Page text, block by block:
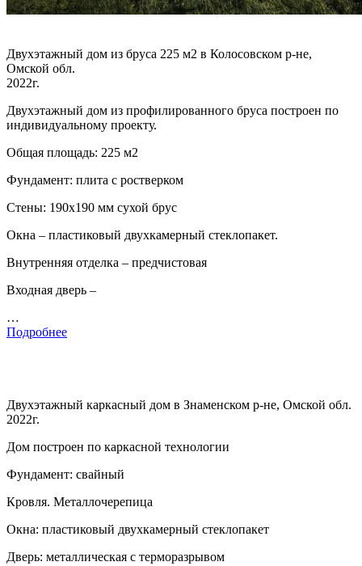
Двухэтажный дом из бруса 225 м2 в Колосовском р-не,
Омской обл.
2022г.
Двухэтажный дом из профилированного бруса построен по
индивидуальному проекту.
Общая площадь: 225 м2
Фундамент: плита с ростверком
Стены: 190х190 мм сухой брус
Окна – пластиковый двухкамерный стеклопакет.
Внутренняя отделка – предчистовая
Входная дверь –
…
Подробнее
Двухэтажный каркасный дом в Знаменском р-не, Омской обл.
2022г.
Дом построен по каркасной технологии
Фундамент: свайный
Кровля. Металлочерепица
Окна: пластиковый двухкамерный стеклопакет
Дверь: металлическая с терморазрывом